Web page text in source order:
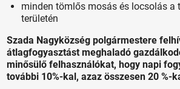
minden tömlős mosás és locsolás a
területén
Szada Nagyközség polgármestere
átlagfogyasztást meghaladó
minősülő felhasználókat, hogy napi
további 10%-kal, azaz összesen 20 %-